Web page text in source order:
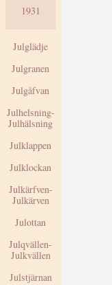
1931
Julglädje
Julgranen
Julgåfvan
Julhelsning-
Julhälsning
Julklappen
Julklockan
Julkärfven-
Julkärven
Julottan
Julqvällen-
Julkvällen
Julstjärnan